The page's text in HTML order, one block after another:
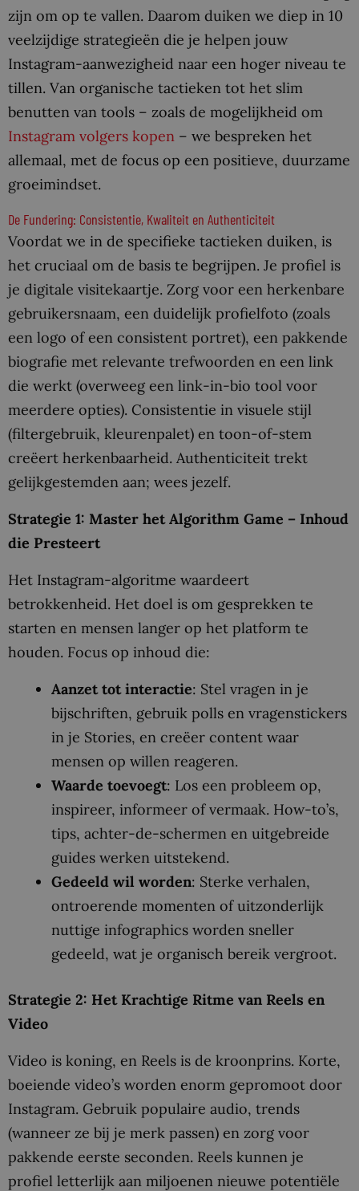
zijn om op te vallen. Daarom duiken we diep in 10
veelzijdige strategieën die je helpen jouw
Instagram-aanwezigheid naar een hoger niveau te
tillen. Van organische tactieken tot het slim
benutten van tools – zoals de mogelijkheid om
Instagram volgers kopen – we bespreken het
allemaal, met de focus op een positieve, duurzame
groeimindset.
De Fundering: Consistentie, Kwaliteit en Authenticiteit
Voordat we in de specifieke tactieken duiken, is
het cruciaal om de basis te begrijpen. Je profiel is
je digitale visitekaartje. Zorg voor een herkenbare
gebruikersnaam, een duidelijk profielfoto (zoals
een logo of een consistent portret), een pakkende
biografie met relevante trefwoorden en een link
die werkt (overweeg een link-in-bio tool voor
meerdere opties). Consistentie in visuele stijl
(filtergebruik, kleurenpalet) en toon-of-stem
creëert herkenbaarheid. Authenticiteit trekt
gelijkgestemden aan; wees jezelf.
Strategie 1: Master het Algorithm Game – Inhoud
die Presteert
Het Instagram-algoritme waardeert
betrokkenheid. Het doel is om gesprekken te
starten en mensen langer op het platform te
houden. Focus op inhoud die:
Aanzet tot interactie: Stel vragen in je
bijschriften, gebruik polls en vragenstickers
in je Stories, en creëer content waar
mensen op willen reageren.
Waarde toevoegt: Los een probleem op,
inspireer, informeer of vermaak. How-to’s,
tips, achter-de-schermen en uitgebreide
guides werken uitstekend.
Gedeeld wil worden: Sterke verhalen,
ontroerende momenten of uitzonderlijk
nuttige infographics worden sneller
gedeeld, wat je organisch bereik vergroot.
Strategie 2: Het Krachtige Ritme van Reels en
Video
Video is koning, en Reels is de kroonprins. Korte,
boeiende video’s worden enorm gepromoot door
Instagram. Gebruik populaire audio, trends
(wanneer ze bij je merk passen) en zorg voor
pakkende eerste seconden. Reels kunnen je
profiel letterlijk aan miljoenen nieuwe potentiële